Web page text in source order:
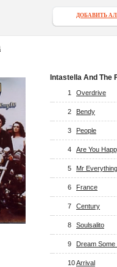
ДОБАВИТЬ
Intastella And The
1 Overdrive
2 Bendy
3 People
4 Are You
5 Mr Everything
6 France
7 Century
8 Soulsalito
9 Dream
10Arrival